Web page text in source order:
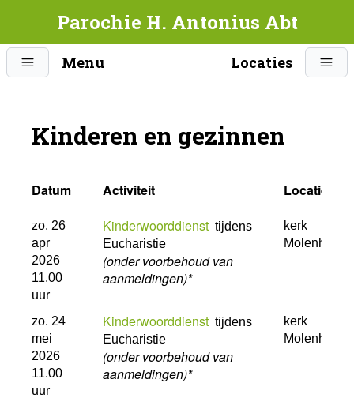
Parochie H. Antonius Abt
Menu Locaties
Kinderen en gezinnen
Datum Activiteit Locatie
zo. 26
apr
2026
11.00
uur
Kinderwoorddienst tijdens
Eucharistie
(onder voorbehoud van
aanmeldingen)*
kerk
Molenhoek
zo. 24
mei
2026
11.00
uur
Kinderwoorddienst tijdens
Eucharistie
(onder voorbehoud van
aanmeldingen)*
kerk
Molenhoek